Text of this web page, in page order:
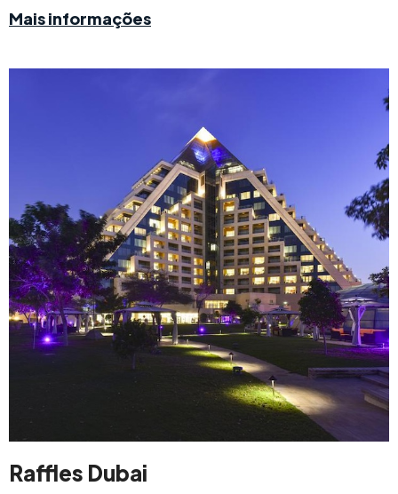
Mais informações
Raffles Dubai